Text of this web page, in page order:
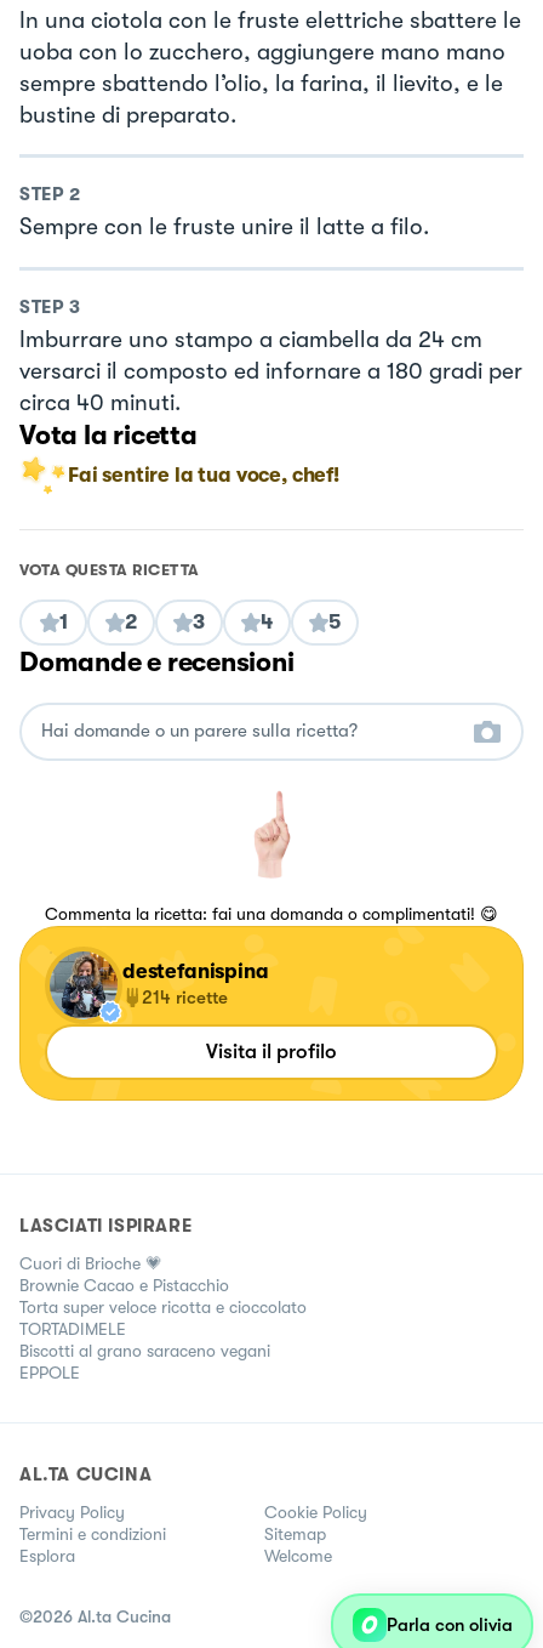
In una ciotola con le fruste elettriche sbattere le
uoba con lo zucchero, aggiungere mano mano
sempre sbattendo l’olio, la farina, il lievito, e le
bustine di preparato.
STEP 2
Sempre con le fruste unire il latte a filo.
STEP 3
Imburrare uno stampo a ciambella da 24 cm
versarci il composto ed infornare a 180 gradi per
circa 40 minuti.
Vota la ricetta
Fai sentire la tua voce, chef!
VOTA QUESTA RICETTA
1 2 3 4 5
Domande e recensioni
Commenta la ricetta: fai una domanda o complimentati! 😋
destefanispina
214 ricette
Visita il profilo
LASCIATI ISPIRARE
Cuori di Brioche 💗
Brownie Cacao e Pistacchio
Torta super veloce ricotta e cioccolato
TORTADIMELE
Biscotti al grano saraceno vegani
EPPOLE
AL.TA CUCINA
Privacy Policy
Cookie Policy
Termini e condizioni
Sitemap
Esplora
Welcome
©2026 Al.ta Cucina Parla con olivia